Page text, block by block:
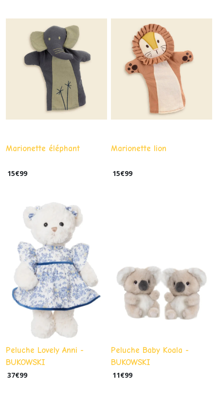
Marionette éléphant
15€99
Marionette lion
15€99
Peluche Lovely Anni -
BUKOWSKI
37€99
Peluche Baby Koala -
BUKOWSKI
11€99